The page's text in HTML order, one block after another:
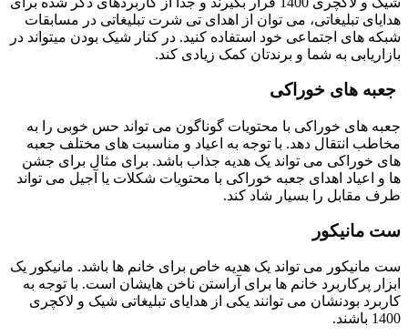
هدایای تبلیغاتی، می توان از اهدای تی شرت تبلیغاتی در مسابقات
شبکه های اجتماعی خود استفاده کنید. در کنار شیک بودن میتواند در
بازاریابی به شما و برندتان کمک زیادی کند.
جعبه های خوراکی
جعبه های خوراکی با محتویات گوناگون می تواند حس خوبی را به
مخاطب انتقال دهد. با توجه به اعیاد و مناسبت های مختلف جعبه
های خوراکی می تواند یک هدیه جذاب باشد. برای مثال برای جشن
ها و اعیاد اهدای جعبه خوراکی با محتویات شکلات یا آجیل می تواند
طرف مقابل را بسیار شاد کند.
ست مانیکور
ست مانیکور می تواند یک هدیه خاص برای خانم ها باشد. مانیکور یک
ابزار پرکاربرد خانم ها برای آراستن ناخن هایشان است. با توجه به
کاربرد بودنشان می توانند یکی از هدایای تبلیغاتی شیک و لاکچری
1400 باشند.